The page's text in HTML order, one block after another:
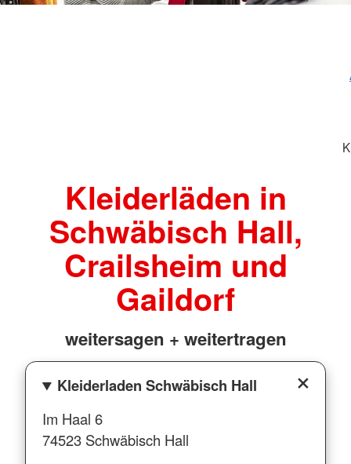
Kleiderläden in
Schwäbisch Hall,
Crailsheim und
Gaildorf
weitersagen + weitertragen
Kleiderladen Schwäbisch Hall
Im Haal 6
74523 Schwäbisch Hall